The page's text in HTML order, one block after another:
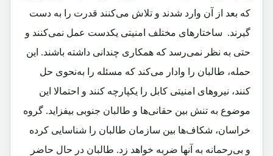
که بعد از آن وارد شدند و تلاش می‌کنند قدرت را به دست
گیرند. ساختارهای مختلف امنیتی یکدست عمل نمی‌کنند و
حتی به نظر نمی‌رسد که همکاری چندانی داشته باشند. این
حمله، طالبان را وادار می‌کند که مسئله را به‌نحوی حل
کنند، نیروهای امنیتی کابل را یکپارچه کنند و احتمالا این
موضوع به تنش‌ بین حقانی‌ها و طالبان جنوبی بیفزاید. گروه
خراسان، شکاف‌ها بین سازمان طالبان را شناسایی کرده
و بی‌رحمانه به آنها ضربه خواهد زد. طالبان در حال حاضر